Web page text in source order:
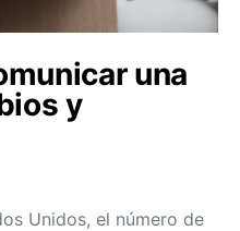
una
y
Unidos, el número de